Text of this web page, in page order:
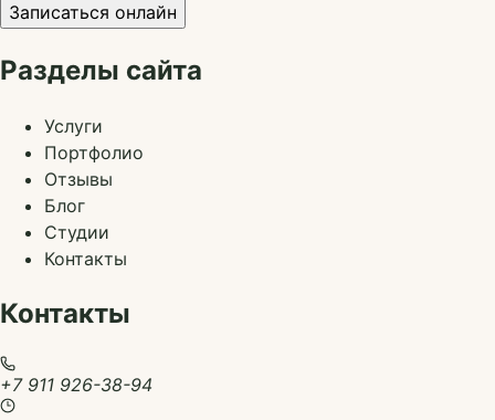
Записаться онлайн
Разделы сайта
Услуги
Портфолио
Отзывы
Блог
Студии
Контакты
Контакты
+7 911 926-38-94